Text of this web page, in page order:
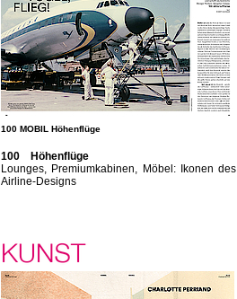
100 MOBIL Höhenflüge
100 Höhenflüge
Lounges, Premiumkabinen, Möbel: Ikonen des
Airline-Designs